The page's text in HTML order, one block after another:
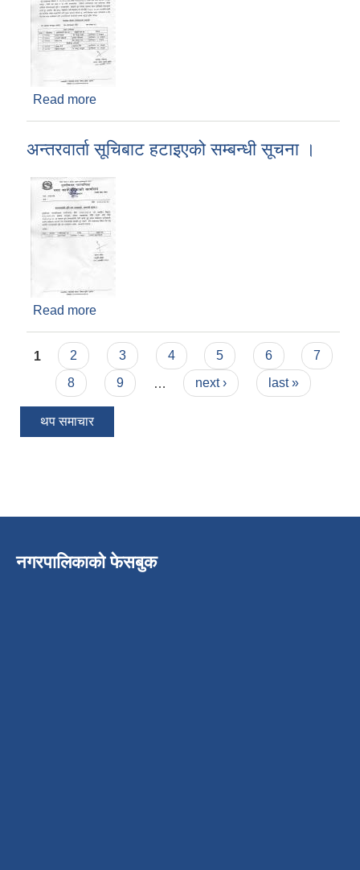
Read more
अन्तरवार्ता सूचिबाट हटाइएको सम्बन्धी सूचना ।
Read more
Pages
1 2 3 4 5 6
7
8
9 next › last »
थप समाचार
नगरपालिकाको फेसबुक